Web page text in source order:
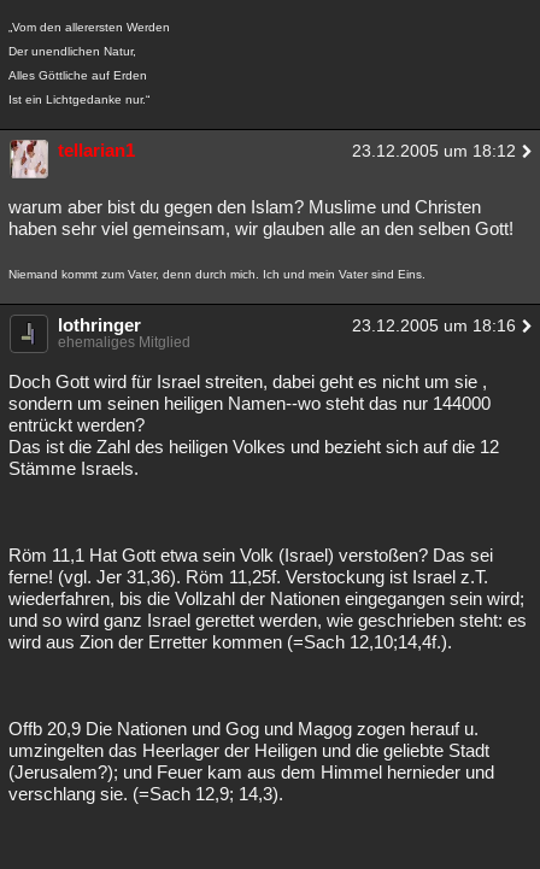
„Vom den allerersten Werden
Der unendlichen Natur,
Alles Göttliche auf Erden
Ist ein Lichtgedanke nur.“
tellarian1 23.12.2005 um 18:12
warum aber bist du gegen den Islam? Muslime und Christen
haben sehr viel gemeinsam, wir glauben alle an den selben Gott!
Niemand kommt zum Vater, denn durch mich. Ich und mein Vater sind Eins.
lothringer 23.12.2005 um 18:16
ehemaliges Mitglied
Doch Gott wird für Israel streiten, dabei geht es nicht um sie ,
sondern um seinen heiligen Namen--wo steht das nur 144000
entrückt werden?
Das ist die Zahl des heiligen Volkes und bezieht sich auf die 12
Stämme Israels.
Röm 11,1 Hat Gott etwa sein Volk (Israel) verstoßen? Das sei
ferne! (vgl. Jer 31,36). Röm 11,25f. Verstockung ist Israel z.T.
wiederfahren, bis die Vollzahl der Nationen eingegangen sein wird;
und so wird ganz Israel gerettet werden, wie geschrieben steht: es
wird aus Zion der Erretter kommen (=Sach 12,10;14,4f.).
Offb 20,9 Die Nationen und Gog und Magog zogen herauf u.
umzingelten das Heerlager der Heiligen und die geliebte Stadt
(Jerusalem?); und Feuer kam aus dem Himmel hernieder und
verschlang sie. (=Sach 12,9; 14,3).